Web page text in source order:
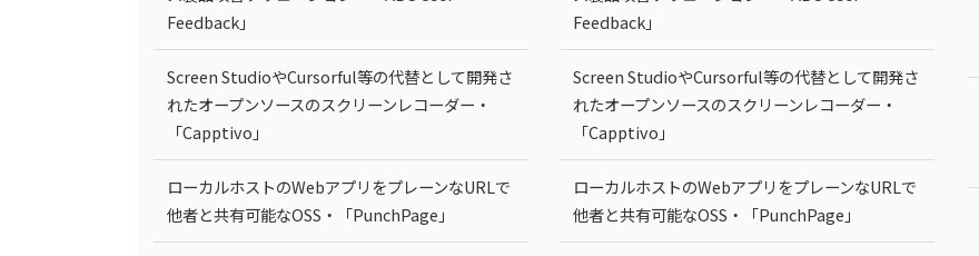
Feedback」
Screen StudioやCursorful等の代替として開発さ
れたオープンソースのスクリーンレコーダー・
「Capptivo」
ローカルホストのWebアプリをプレーンなURLで
他者と共有可能なOSS・「PunchPage」
Feedback」
Screen StudioやCursorful等の代替として開発さ
れたオープンソースのスクリーンレコーダー・
「Capptivo」
ローカルホストのWebアプリをプレーンなURLで
他者と共有可能なOSS・「PunchPage」